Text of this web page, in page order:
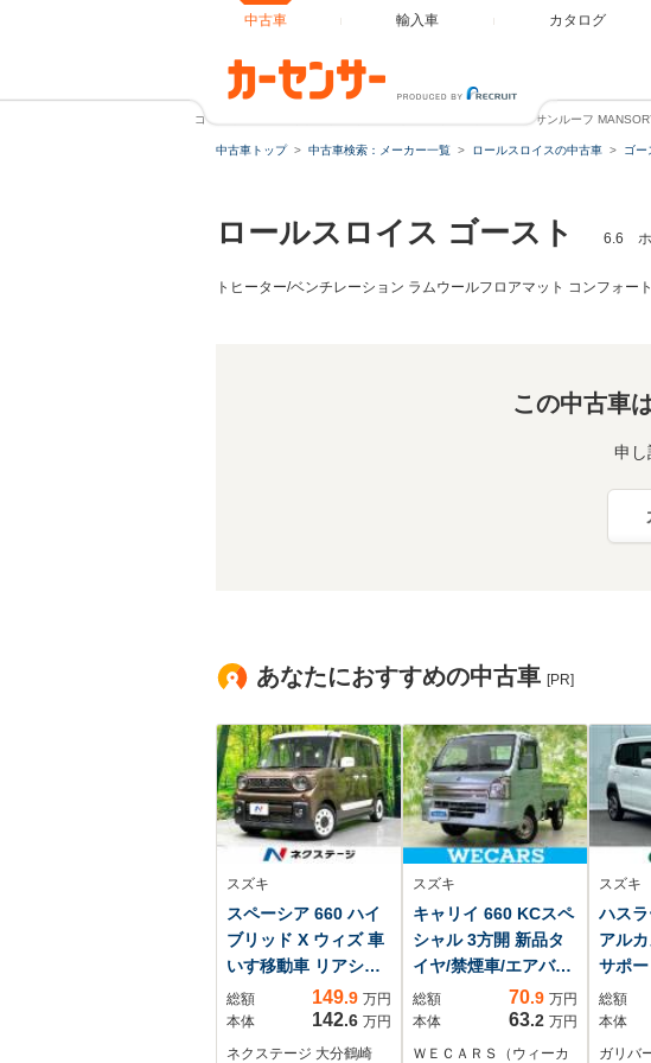
中古車 輸入車 カタログ
ゴースト 6.6 ホワイトレザー リアエンターテイメント パノラマサンルーフ
中古車トップ
中古車検索：メーカー一覧 ロールスロイスの中古車 ゴー
ロールスロイス ゴースト 6.6 ホ
トヒーター/ベンチレーション ラムウールフロアマット コンフォー
この中古車
申し
あなたにおすすめの中古車 [PR]
スズキ
スペーシア 660 ハイ
ブリッド X ウィズ 車
いす移動車 リアシー
ト付 純正8型ナビ バ
ックカメラ 禁煙
車 両側電動ドア
総額 149.9 万円
本体
142.6 万円
ネクステージ 大分鶴崎
スズキ
キャリイ 660 KCスペ
シャル 3方開 新品タ
イヤ/禁煙車/エアバッ
グ 運転席/パワーウイ
ンドウ/キーレスエン
トリー/パワーステア
総額 70.9 万円
本体
63.2 万円
ＷＥＣＡＲＳ（ウィーカ
スズキ
ハス
アル
サポ
コ 前
タ 社
クカ
総額
本体
ガリバ